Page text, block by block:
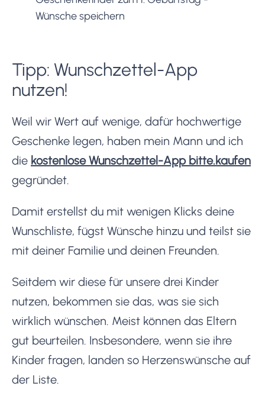
Wünsche speichern
Tipp: Wunschzettel-App
nutzen!
Weil wir Wert auf wenige, dafür hochwertige
Geschenke legen, haben mein Mann und ich
die kostenlose Wunschzettel-App bitte.kaufen
gegründet.
Damit erstellst du mit wenigen Klicks deine
Wunschliste, fügst Wünsche hinzu und teilst sie
mit deiner Familie und deinen Freunden.
Seitdem wir diese für unsere drei Kinder
nutzen, bekommen sie das, was sie sich
wirklich wünschen. Meist können das Eltern
gut beurteilen. Insbesondere, wenn sie ihre
Kinder fragen, landen so Herzenswünsche auf
der Liste.